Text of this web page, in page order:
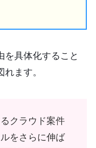
を具体化すること
ます。
クラウド案件
をさらに伸ば